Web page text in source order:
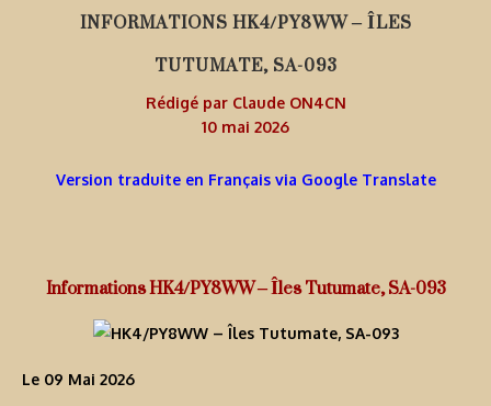
INFORMATIONS HK4/PY8WW – ÎLES
TUTUMATE, SA-093
Rédigé par Claude ON4CN
10 mai 2026
Version traduite en Français via Google Translate
Informations HK4/PY8WW – Îles Tutumate, SA-093
Le 09 Mai 2026